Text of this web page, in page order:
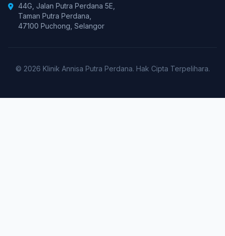
44G, Jalan Putra Perdana 5E,
Taman Putra Perdana,
47100 Puchong, Selangor
© 2026 Klinik Annisa Putra Perdana. Hak Cipta Terpelihara.